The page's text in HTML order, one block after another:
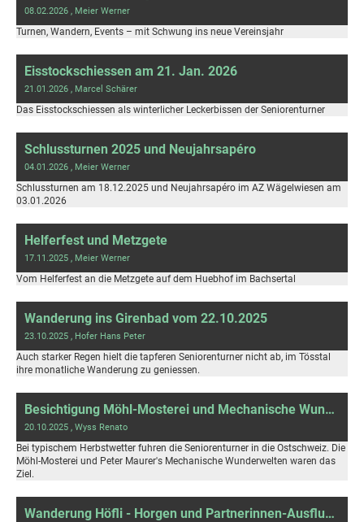
08.02.2026 , Meier Werner
Turnen, Wandern, Events – mit Schwung ins neue Vereinsjahr
Eisstockschiessen am 21. Jan. 2026
21.01.2026 , Marcel Schärer
Das Eisstockschiessen als winterlicher Leckerbissen der Seniorenturner
Schlussturnen 2025 und Neujahrsapéro
04.01.2026 , Meier Werner
Schlussturnen am 18.12.2025 und Neujahrsapéro im AZ Wägelwiesen am
03.01.2026
Helferfest und Metzgete
17.11.2025 , Meier Werner
Vom Helferfest an die Metzgete auf dem Huebhof im Bachsertal
Wanderung ins Girenbad vom 22.10.2025
23.10.2025 , Hofer Hans Peter
Auch starker Regen hielt die tapferen Seniorenturner nicht ab, im Tösstal
ihre monatliche Wanderung zu geniessen.
Besichtigung Möhl-Mosterei und Mechanische Wunderwelten
20.10.2025 , Wyss Renato
Bei typischem Herbstwetter fuhren die Seniorenturner in die Ostschweiz. Die
Möhl-Mosterei und Peter Maurer's Mechanische Wunderwelten waren das
Ziel.
Wanderung Höfli - Horgen und Partnerinnen-Ausflug Brienzer Rothorn 2 vom 23.&24.09.25